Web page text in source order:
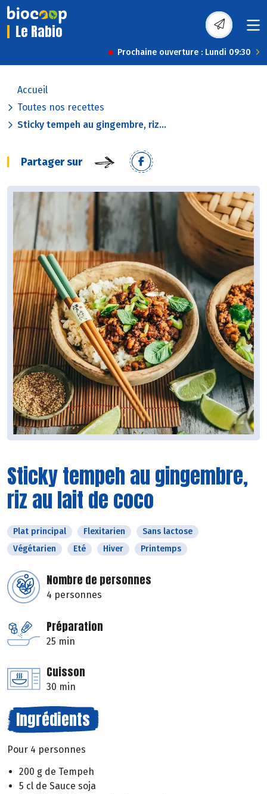
Le Rabio
Prochaine ouverture : Lundi 09:30
Accueil
Toutes nos recettes
Sticky tempeh au gingembre, riz...
Partager sur
Sticky tempeh au gingembre,
riz au lait de coco
Plat principal Flexitarien
Sans lactose
Végétarien
Eté Hiver Printemps
Nombre de personnes
4 personnes
Préparation
25 min
Cuisson
30 min
Ingrédients
Pour 4 personnes
200 g de Tempeh
5 cl de Sauce soja